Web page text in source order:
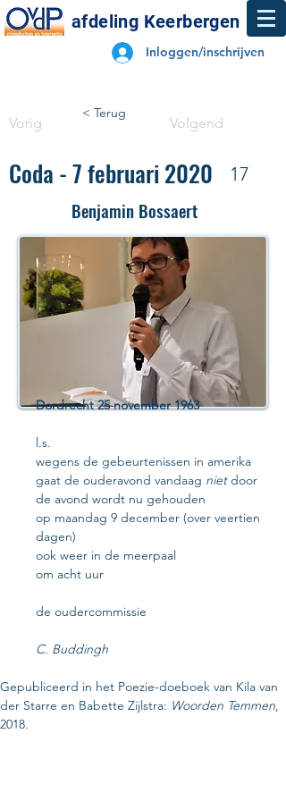
afdeling Keerbergen
Inloggen/inschrijven
< Terug
Vorig Volgend
Coda - 7 februari 2020 17
Benjamin Bossaert
Dordrecht 25 november 1963
l.s.
wegens de gebeurtenissen in amerika
gaat de ouderavond vandaag niet door
de avond wordt nu gehouden
op maandag 9 december (over veertien
dagen)
ook weer in de meerpaal
om acht uur
de oudercommissie
C. Buddingh
Gepubliceerd in het Poezie-doeboek van Kila van
der Starre en Babette Zijlstra: Woorden Temmen,
2018.